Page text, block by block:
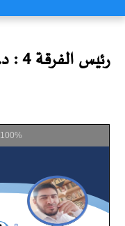
رئيس الفرقة 4 : د. زواقري عادل
100%